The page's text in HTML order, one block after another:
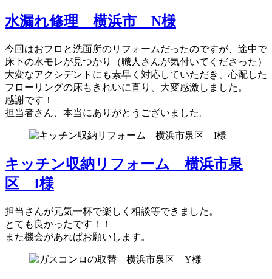
水漏れ修理 横浜市 N様
今回はおフロと洗面所のリフォームだったのですが、途中で
床下の水モレが見つかり（職人さんが気付いてくださった）
大変なアクシデントにも素早く対応していただき、心配した
フローリングの床もきれいに直り、大変感激しました。
感謝です！
担当者さん、本当にありがとうございました。
キッチン収納リフォーム 横浜市泉
区 I様
担当さんが元気一杯で楽しく相談等できました。
とても良かったです！！
また機会があればお願いします。